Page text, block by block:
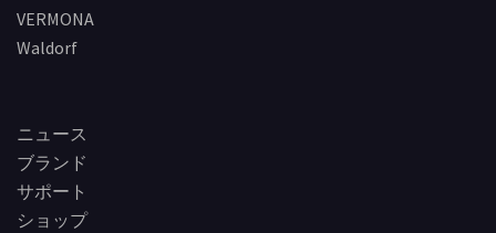
VERMONA
Waldorf
ニュース
ブランド
サポート
ショップ